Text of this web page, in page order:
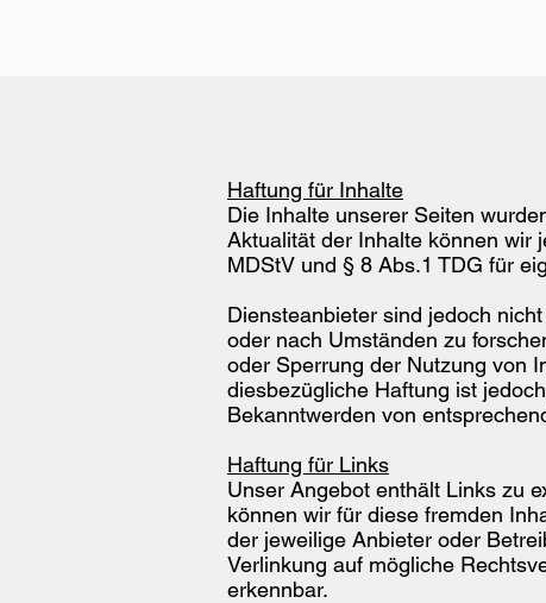
Haftung für Inhalte
Die Inhalte unserer Seiten
Aktualität der Inhalte können wir
MDStV und § 8 Abs.1 TDG für
Diensteanbieter sind jedoch
oder nach Umständen zu
oder Sperrung der Nutzung von
diesbezügliche Haftung ist
Bekanntwerden von
Haftung für Links
Unser Angebot enthält Links zu
können wir für diese fremden
der jeweilige Anbieter oder
Verlinkung auf mögliche
erkennbar.